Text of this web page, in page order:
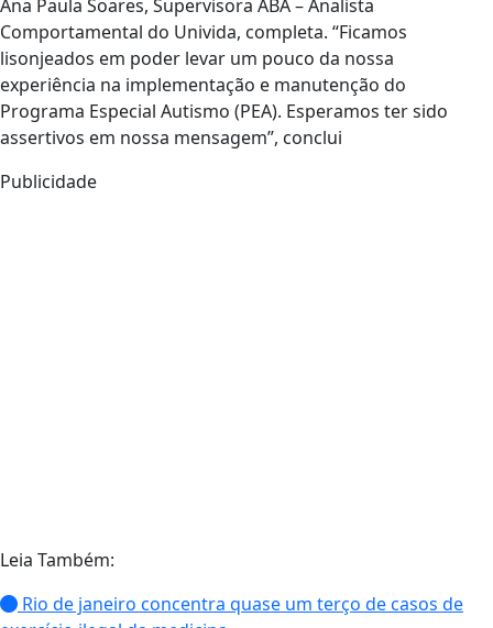
Ana Paula Soares, Supervisora ABA – Analista
Comportamental do Univida, completa. “Ficamos
lisonjeados em poder levar um pouco da nossa
experiência na implementação e manutenção do
Programa Especial Autismo (PEA). Esperamos ter sido
assertivos em nossa mensagem”, conclui
Publicidade
Leia Também:
Rio de janeiro concentra quase um terço de casos de